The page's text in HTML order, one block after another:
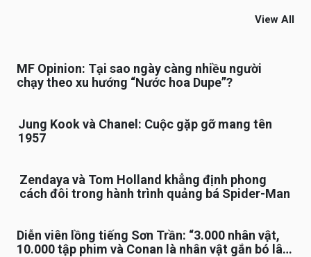
View All
MF Opinion: Tại sao ngày càng nhiều người
chạy theo xu hướng “Nước hoa Dupe”?
Jung Kook và Chanel: Cuộc gặp gỡ mang tên
1957
Zendaya và Tom Holland khẳng định phong
cách đôi trong hành trình quảng bá Spider-Man
Diễn viên lồng tiếng Sơn Trần: “3.000 nhân vật,
10.000 tập phim và Conan là nhân vật gắn bó lâu